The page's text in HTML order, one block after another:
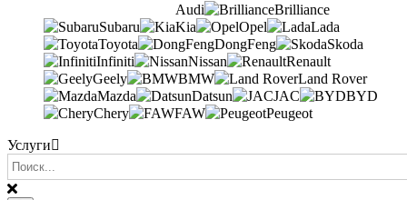
Audi
Brilliance
Subaru
Kia Opel
Lada
Toyota
DongFeng
Skoda
Infiniti
Nissan
Renault
Geely
BMW
Land Rover
Mazda
Datsun JAC
BYD
Chery
FAW Peugeot
Услуги